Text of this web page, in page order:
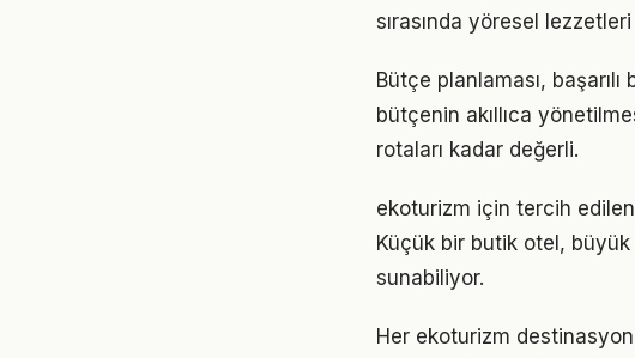
sırasında yöresel
Bütçe planlaması,
bütçenin akıllıca
rotaları kadar değerli.
ekoturizm için tercih
Küçük bir butik otel,
sunabiliyor.
Her ekoturizm